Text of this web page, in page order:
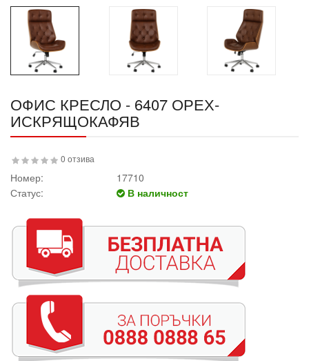
ОФИС КРЕСЛО - 6407 ОРЕХ-
ИСКРЯЩОКАФЯВ
0 отзива
Номер:
17710
Статус:
В наличност